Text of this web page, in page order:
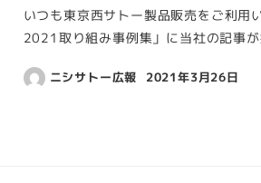
いつも東京西サトー製品販売をご利
2021取り組み事例集」に当社の記事
ニシサトー広報 2021年3月26日